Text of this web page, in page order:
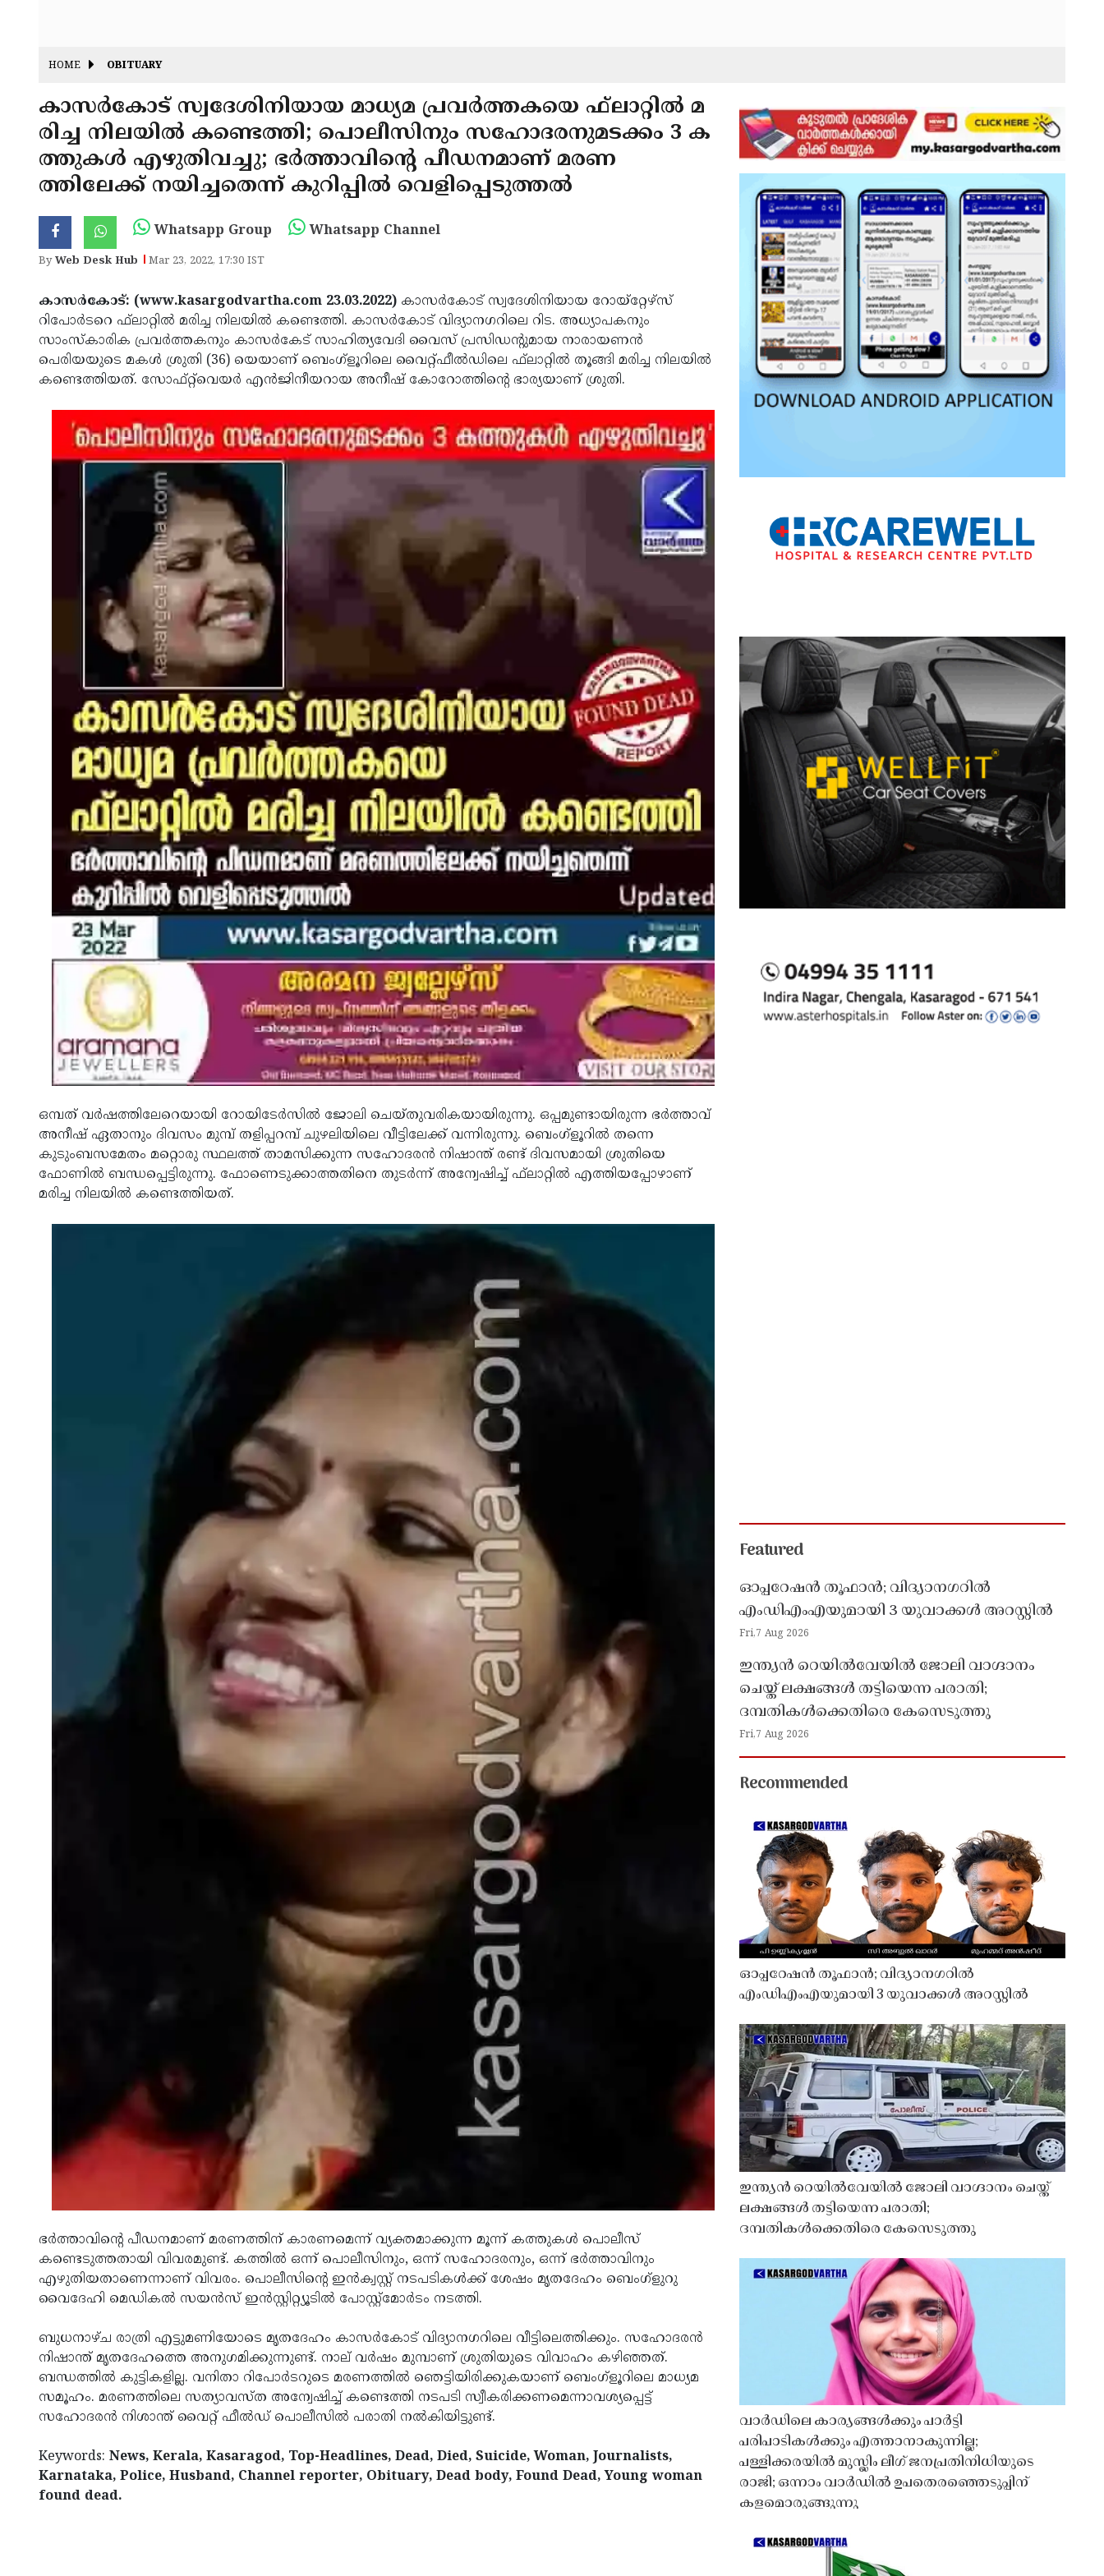
HOME OBITUARY
കാസര്‍കോട് സ്വദേശിനിയായ മാധ്യമ പ്രവർത്തകയെ ഫ്‌ലാറ്റില്‍ മ
രിച്ച നിലയില്‍ കണ്ടെത്തി; പൊലീസിനും സഹോദരനുമടക്കം 3 ക
ത്തുകള്‍ എഴുതിവച്ചു; ഭര്‍ത്താവിന്റെ പീഡനമാണ് മരണ
ത്തിലേക്ക് നയിച്ചതെന്ന് കുറിപ്പില്‍ വെളിപ്പെടുത്തല്‍
Whatsapp Group Whatsapp Channel
ByWeb Desk Hub Mar 23, 2022, 17:30 IST
കാസര്‍കോട്: (www.kasargodvartha.com 23.03.2022) കാസര്‍കോട് സ്വദേശിനിയായ റോയ്‌റ്റേഴ്‌സ്
റിപോര്‍ടറെ ഫ്‌ലാറ്റില്‍ മരിച്ച നിലയില്‍ കണ്ടെത്തി. കാസര്‍കോട് വിദ്യാനഗറിലെ റിട. അധ്യാപകനും
സാംസ്‌കാരിക പ്രവര്‍ത്തകനും കാസര്‍കേട് സാഹിത്യവേദി വൈസ് പ്രസിഡന്റുമായ നാരായണന്‍
പെരിയയുടെ മകള്‍ ശ്രുതി (36) യെയാണ് ബെംഗ്‌ളൂറിലെ വൈറ്റ്ഫീല്‍ഡിലെ ഫ്‌ലാറ്റില്‍ തൂങ്ങി മരിച്ച നിലയില്‍
കണ്ടെത്തിയത്. സോഫ്റ്റ്‌വെയര്‍ എന്‍ജിനീയറായ അനീഷ് കോറോത്തിന്റെ ഭാര്യയാണ് ശ്രുതി.
ഒമ്പത് വര്‍ഷത്തിലേറെയായി റോയിടേര്‍സില്‍ ജോലി ചെയ്തുവരികയായിരുന്നു. ഒപ്പമുണ്ടായിരുന്ന ഭര്‍ത്താവ്
അനീഷ് ഏതാനും ദിവസം മുമ്പ് തളിപ്പറമ്പ് ചുഴലിയിലെ വീട്ടിലേക്ക് വന്നിരുന്നു. ബെംഗ്‌ളൂറില്‍ തന്നെ
കുടുംബസമേതം മറ്റൊരു സ്ഥലത്ത് താമസിക്കുന്ന സഹോദരന്‍ നിഷാന്ത് രണ്ട് ദിവസമായി ശ്രുതിയെ
ഫോണിൽ ബന്ധപ്പെട്ടിരുന്നു. ഫോണെടുക്കാത്തതിനെ തുടര്‍ന്ന് അന്വേഷിച്ച് ഫ്‌ലാറ്റില്‍ എത്തിയപ്പോഴാണ്
മരിച്ച നിലയില്‍ കണ്ടെത്തിയത്.
ഭര്‍ത്താവിന്റെ പീഡനമാണ് മരണത്തിന് കാരണമെന്ന് വ്യക്തമാക്കുന്ന മൂന്ന് കത്തുകള്‍ പൊലീസ്
കണ്ടെടുത്തതായി വിവരമുണ്ട്. കത്തില്‍ ഒന്ന് പൊലീസിനും, ഒന്ന് സഹോദരനും, ഒന്ന് ഭര്‍ത്താവിനും
എഴുതിയതാണെന്നാണ് വിവരം. പൊലീസിന്റെ ഇന്‍ക്വസ്റ്റ് നടപടികള്‍ക്ക് ശേഷം മൃതദേഹം ബെംഗ്ളുറു
വൈദേഹി മെഡികല്‍ സയന്‍സ് ഇൻസ്റ്റിറ്റ്യൂടിൽ പോസ്റ്റ്‌മോര്‍ടം നടത്തി.
ബുധനാഴ്ച രാത്രി എട്ടുമണിയോടെ മൃതദേഹം കാസര്‍കോട് വിദ്യാനഗറിലെ വീട്ടിലെത്തിക്കും. സഹോദരന്‍
നിഷാന്ത് മൃതദേഹത്തെ അനുഗമിക്കുന്നുണ്ട്. നാല് വര്‍ഷം മുമ്പാണ് ശ്രുതിയുടെ വിവാഹം കഴിഞ്ഞത്.
ബന്ധത്തില്‍ കുട്ടികളില്ല. വനിതാ റിപോര്‍ടറുടെ മരണത്തില്‍ ഞെട്ടിയിരിക്കുകയാണ് ബെംഗ്‌ളൂറിലെ മാധ്യമ
സമൂഹം. മരണത്തിലെ സത്യാവസ്ത അന്വേഷിച്ച് കണ്ടെത്തി നടപടി സ്വീകരിക്കണമെന്നാവശ്യപ്പെട്ട്
സഹോദരന്‍ നിശാന്ത് വൈറ്റ് ഫീല്‍ഡ് പൊലീസില്‍ പരാതി നല്‍കിയിട്ടുണ്ട്.
Keywords: News, Kerala, Kasaragod, Top-Headlines, Dead, Died, Suicide, Woman, Journalists,
Karnataka, Police, Husband, Channel reporter, Obituary, Dead body, Found Dead, Young woman
found dead.
Featured
ഓപ്പറേഷൻ തൂഫാൻ; വിദ്യാനഗറിൽ
എംഡിഎംഎയുമായി 3 യുവാക്കൾ അറസ്റ്റിൽ
Fri,7 Aug 2026
ഇന്ത്യൻ റെയിൽവേയിൽ ജോലി വാഗ്ദാനം
ചെയ്ത് ലക്ഷങ്ങൾ തട്ടിയെന്ന പരാതി;
ദമ്പതികൾക്കെതിരെ കേസെടുത്തു
Fri,7 Aug 2026
Recommended
ഓപ്പറേഷൻ തൂഫാൻ; വിദ്യാനഗറിൽ
എംഡിഎംഎയുമായി 3 യുവാക്കൾ അറസ്റ്റിൽ
ഇന്ത്യൻ റെയിൽവേയിൽ ജോലി വാഗ്ദാനം ചെയ്ത്
ലക്ഷങ്ങൾ തട്ടിയെന്ന പരാതി;
ദമ്പതികൾക്കെതിരെ കേസെടുത്തു
വാർഡിലെ കാര്യങ്ങൾക്കും പാർട്ടി
പരിപാടികൾക്കും എത്താനാകുന്നില്ല;
പള്ളിക്കരയിൽ മുസ്ലിം ലീഗ് ജനപ്രതിനിധിയുടെ
രാജി; ഒന്നാം വാർഡിൽ ഉപതെരഞ്ഞെടുപ്പിന്
കളമൊരുങ്ങുന്നു